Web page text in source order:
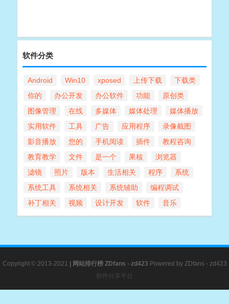
软件分类
Android Win10 xposed 上传下载
下载类
你的
办公开发 办公软件 功能
原创类
图像管理
在线 多媒体 媒体处理
媒体播放
实用软件
工具 广告 应用程序
录像截图
影音播放
您的 手机阅读 插件
教程咨询
教育教学
文件 是一个 果核
浏览器
滤镜
照片 版本 生活相关 程序
系统
系统工具
系统相关 系统辅助
编程调试
补丁相关
视频 设计开发 软件 音乐
Copyright © 2013-2021 网站排行榜ZDfans - zd423 Powered by ZDfans - zd423
软件分享平台